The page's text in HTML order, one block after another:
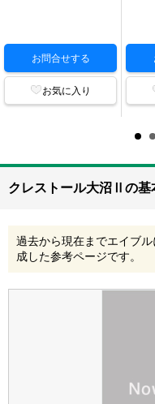
お問合せする
お気に入り
クレストール大沼Ⅱの基
過去から現在までエイブ
成した参考ページです。